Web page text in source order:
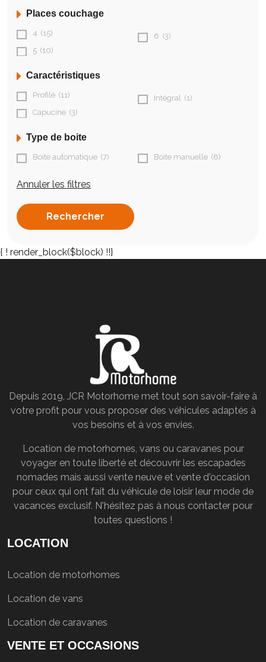
Places couchage
4 (15)
5 (10)
6 (3)
Caractéristiques
Profilé (11)
Capucine (3)
Intégral (1)
Type de boite
Boite automatique (7) Boite manuelle (8)
Annuler les filtres
{ ! render_block($block) !!}
Depuis 2019, JCR Motorhome met tout son savoir-faire à
votre profit pour vous proposer des véhicules adaptés à
vos besoins et à vos envies.
Location de motorhomes, vans ou caravanes pour
voyager en toute liberté et découvrir les escapades
nomades mais aussi vente neuve et vente d'occasion
pour ceux qui ont fait du véhicule de loisir leur mode de
vacances exclusif. N'hésitez pas à nous contacter pour
toutes questions !
LOCATION
Location de motorhomes
Location de vans
Location de caravanes
VENTE ET OCCASIONS